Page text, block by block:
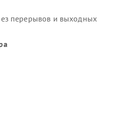
перерывов и выходных